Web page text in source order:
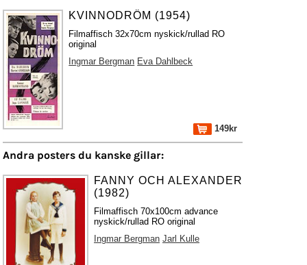
KVINNODRÖM (1954)
Filmaffisch 32x70cm nyskick/rullad RO
original
Ingmar Bergman Eva Dahlbeck
149kr
Andra posters du kanske gillar:
FANNY OCH ALEXANDER
(1982)
Filmaffisch 70x100cm advance
nyskick/rullad RO original
Ingmar Bergman Jarl Kulle